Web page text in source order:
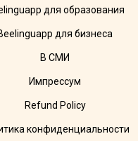
для образования
для бизнеса
В СМИ
Импрессум
Refund Policy
конфиденциальности